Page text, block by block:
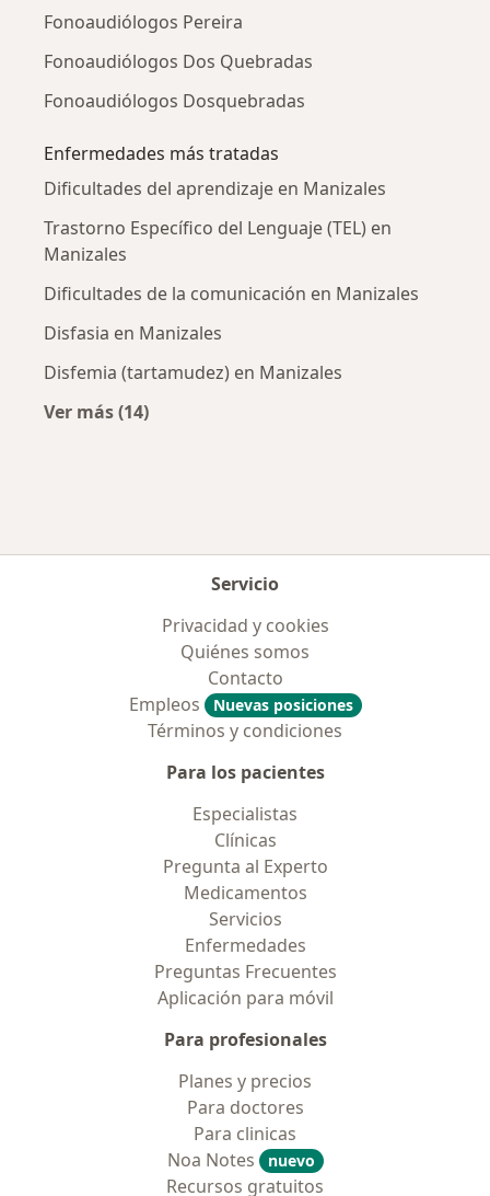
Fonoaudiólogos Pereira
Fonoaudiólogos Dos Quebradas
Fonoaudiólogos Dosquebradas
Enfermedades más tratadas
Dificultades del aprendizaje en Manizales
Trastorno Específico del Lenguaje (TEL) en
Manizales
Dificultades de la comunicación en Manizales
Disfasia en Manizales
Disfemia (tartamudez) en Manizales
Ver más (14)
Servicio
Privacidad y cookies
Quiénes somos
Contacto
Empleos
Nuevas posiciones
Términos y condiciones
Para los pacientes
Especialistas
Clínicas
Pregunta al Experto
Medicamentos
Servicios
Enfermedades
Preguntas Frecuentes
Aplicación para móvil
Para profesionales
Planes y precios
Para doctores
Para clinicas
Noa Notes
nuevo
Recursos gratuitos